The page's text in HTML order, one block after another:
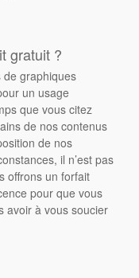
gratuit ?
de graphiques
un usage
que vous citez
de nos contenus
de nos
il n’est pas
offrons un forfait
pour que vous
avoir à vous soucier